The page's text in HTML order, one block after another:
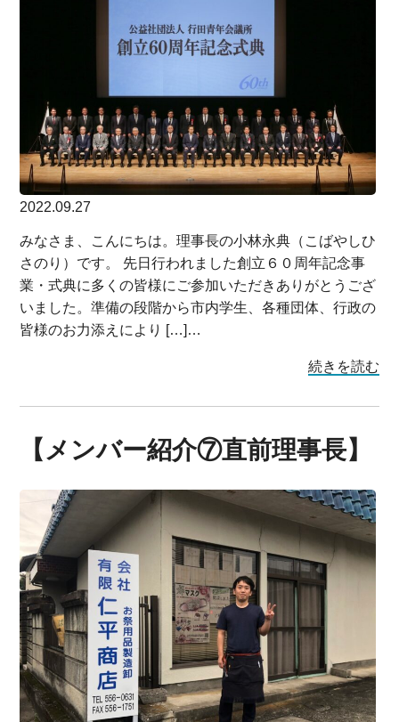
2022.09.27
みなさま、こんにちは。理事長の小林永典（こばやしひ
さのり）です。 先日行われました創立６０周年記念事
業・式典に多くの皆様にご参加いただきありがとうござ
いました。準備の段階から市内学生、各種団体、行政の
皆様のお力添えにより […]…
続きを読む
【メンバー紹介⑦直前理事長】